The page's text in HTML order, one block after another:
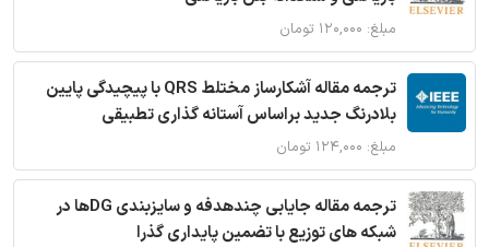
مبلغ: ۱۲۰,۰۰۰ تومان
ترجمه مقاله آشکارساز مختلط QRS با پیچیدگی پایین
بلادرنگ جدید براساس آستانه گذاری تطبیقی
مبلغ: ۱۲۴,۰۰۰ تومان
ترجمه مقاله جایابی چندهدفه و سایزبندی DGها در
شبکه های توزیع با تضمین پایداری گذرا